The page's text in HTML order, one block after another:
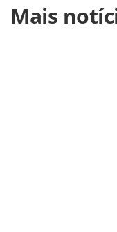
https://
lanca-operacao-de-
Mais